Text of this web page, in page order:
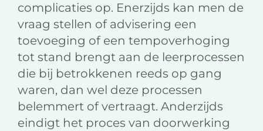
complicaties op. Enerzijds kan men de
vraag stellen of advisering een
toevoeging of een tempoverhoging
tot stand brengt aan de leerprocessen
die bij betrokkenen reeds op gang
waren, dan wel deze processen
belemmert of vertraagt. Anderzijds
eindigt het proces van doorwerking